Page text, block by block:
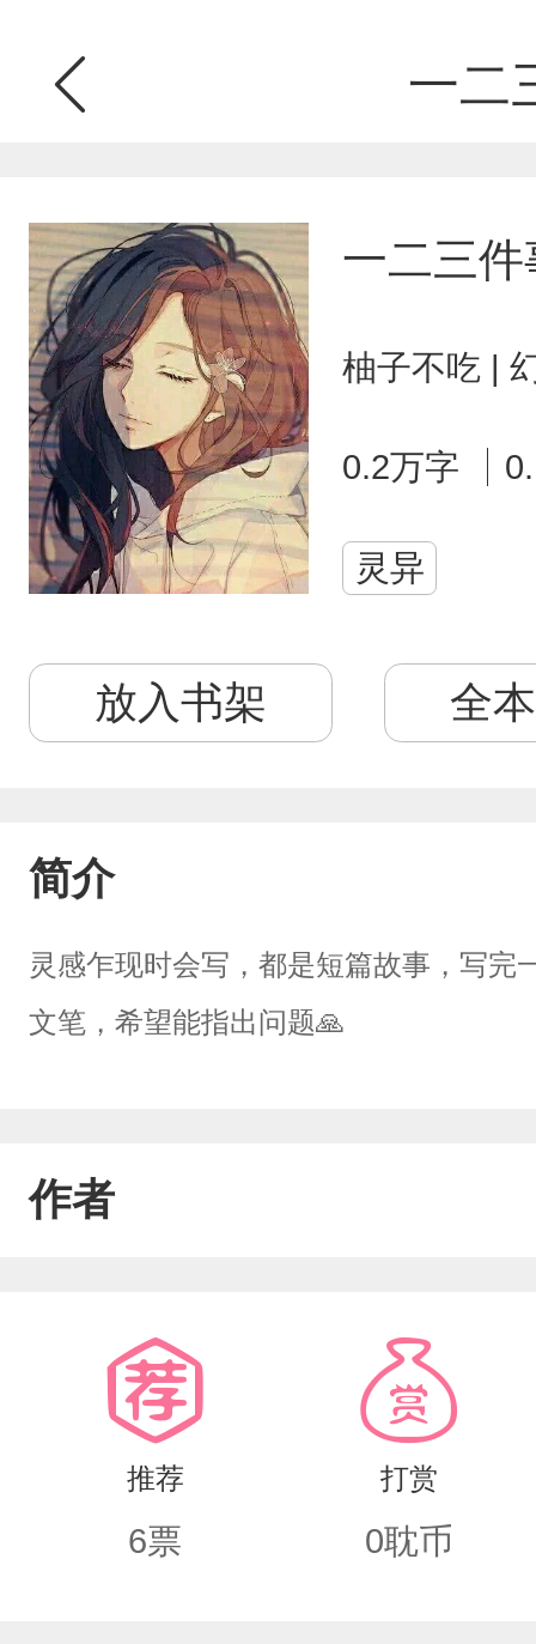
一二
一二三件
柚子不吃 |
0.2万字
灵异
放入书架 全
简介
灵感乍现时会写，都是短篇故事，写
文笔，希望能指出问题🙏
作者
推荐
6票
打赏
0耽币